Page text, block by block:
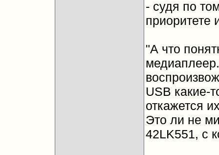
- судя по
приоритете
"А что
USB какие-
откажется
Это ли не
42LK551, с